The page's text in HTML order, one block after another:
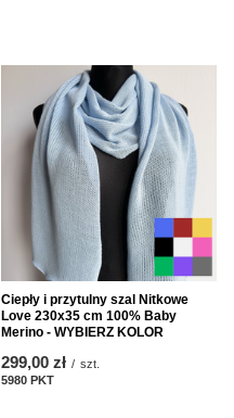
Ciepły i przytulny szal Nitkowe
Love 230x35 cm 100% Baby
Merino - WYBIERZ KOLOR
299,00 zł / szt.
5980 PKT